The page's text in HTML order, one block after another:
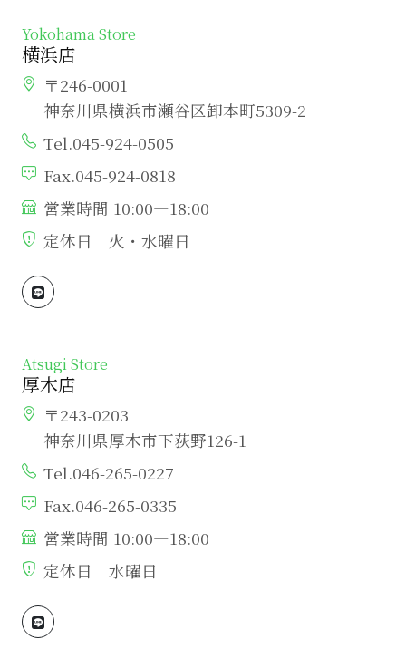
Yokohama Store
横浜店
〒246-0001
神奈川県横浜市瀬谷区卸本町5309-2
Tel.045-924-0505
Fax.045-924-0818
営業時間 10:00―18:00
定休日 火・水曜日
Atsugi Store
厚木店
〒243-0203
神奈川県厚木市下荻野126-1
Tel.046-265-0227
Fax.046-265-0335
営業時間 10:00―18:00
定休日 水曜日